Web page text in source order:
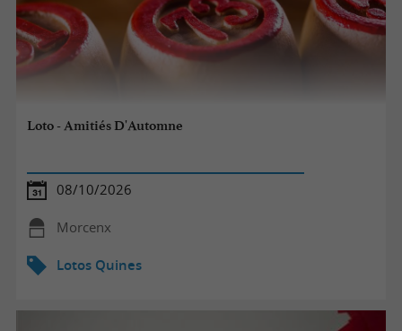
Loto - Amitiés D'Automne
08/10/2026
Morcenx
Lotos Quines